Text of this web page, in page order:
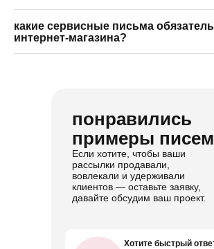
какие сервисные письма
интернет-магазина?
понравились
примеры
Если хотите, чтобы ваши
рассылки продавали,
вовлекали и удерживали
клиентов — оставьте заявку,
давайте обсудим ваш проект.
Хотите быстрый
Хотите быстрый